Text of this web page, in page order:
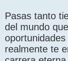
Pasas tanto
del mundo
realmente te